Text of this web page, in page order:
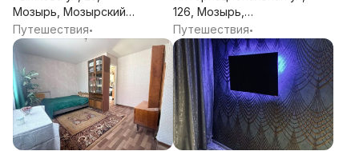
Мозырь, Мозырский
район, Гомельская обл.
Путешествия•
126, Мозырь,
Мозырский район,
Гомельская обл.
Путешествия•